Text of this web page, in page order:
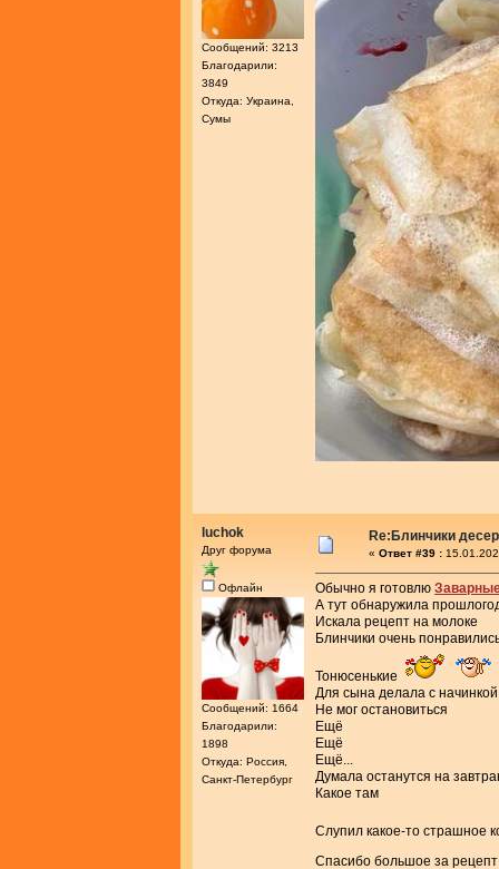
Сообщений: 3213
Благодарили:
3849
Откуда: Украина,
Сумы
luchok
Друг форума
Офлайн
Сообщений: 1664
Благодарили:
1898
Откуда: Россия,
Санкт-Петербург
Re:Блинчики
« Ответ #39 :
Обычно я готовлю
А тут обнаружила
Искала рецепт на молоке
Блинчики очень
Тонюсенькие
Для сына делала с
Не мог остановиться
Ещё
Ещё
Ещё...
Думала останутся на
Какое там
Слупил какое-то страшное
Спасибо большое за